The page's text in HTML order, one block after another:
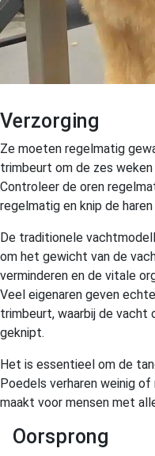
Verzorging
Ze moeten regelmatig
trimbeurt om de zes
Controleer de oren
regelmatig en knip de
De traditionele
om het gewicht van de
verminderen en de vitale
Veel eigenaren geven
trimbeurt, waarbij de
geknipt.
Het is essentieel om de
Poedels verharen weinig
maakt voor mensen met
Oorsprong